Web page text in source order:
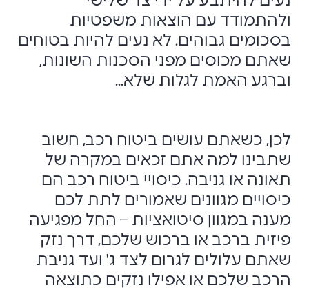
ולהתמודד עם הוצאות משפטיות
בסכומים גבוהים. לא נעים להיות בטוחים
שאתם מכוסים מפני הסכנות השונות,
וברגע האמת לגלות שלא...
לכן, כשאתם עושים ביטוח רכב, חשוב
שתבינו למה אתם זכאים במקרה של
תאונה או גניבה. כיסויי ביטוח רכב הם
כיסויים מגוונים שאמורים לתת לכם
מענה במגוון סיטואציות – החל מפגיעה
פיזית ברכב או ברכוש שלכם, דרך נזק
שאתם עלולים לגרום לצד ג' ועד גניבת
הרכב שלכם או אפילו נזקים כתוצאה